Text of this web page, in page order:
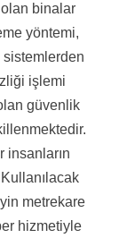
binalar
yöntemi,
sistemlerden
işlemi
güvenlik
insanların
metrekare
hizmetiyle